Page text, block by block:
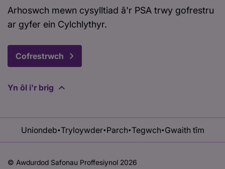
Arhoswch mewn cysylltiad â'r PSA trwy gofrestru
ar gyfer ein Cylchlythyr.
Cofrestrwch
Yn ôl i'r brig
Uniondeb•Tryloywder• Parch•Tegwch• Gwaith tîm
© Awdurdod Safonau Proffesiynol 2026